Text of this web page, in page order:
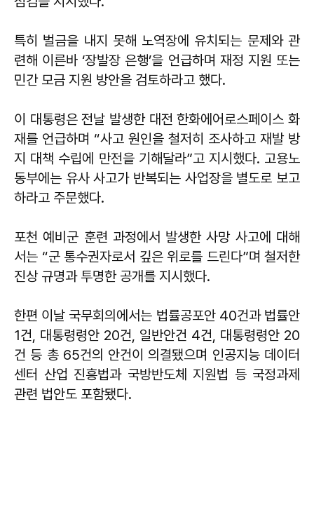
특히 벌금을 내지 못해 노역장에 유치되는 문제와 관
련해 이른바 ‘장발장 은행’을 언급하며 재정 지원 또는
민간 모금 지원 방안을 검토하라고 했다.
이 대통령은 전날 발생한 대전 한화에어로스페이스 화
재를 언급하며 “사고 원인을 철저히 조사하고 재발 방
지 대책 수립에 만전을 기해달라”고 지시했다. 고용노
동부에는 유사 사고가 반복되는 사업장을 별도로 보고
하라고 주문했다.
포천 예비군 훈련 과정에서 발생한 사망 사고에 대해
서는 “군 통수권자로서 깊은 위로를 드린다”며 철저한
진상 규명과 투명한 공개를 지시했다.
한편 이날 국무회의에서는 법률공포안 40건과 법률안
1건, 대통령령안 20건, 일반안건 4건, 대통령령안 20
건 등 총 65건의 안건이 의결됐으며 인공지능 데이터
센터 산업 진흥법과 국방반도체 지원법 등 국정과제
관련 법안도 포함됐다.